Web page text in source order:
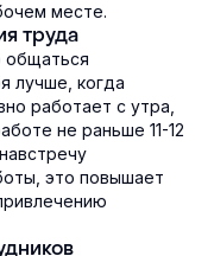
месте.
труда
общаться
лучше, когда
работает с утра,
не раньше 11-12
это повышает